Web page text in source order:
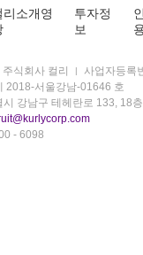
리소개영
투자정
보
식회사 컬리 사업자등록
2018-서울강남-01646 호
시 강남구 테헤란로 133, 18
- 6098